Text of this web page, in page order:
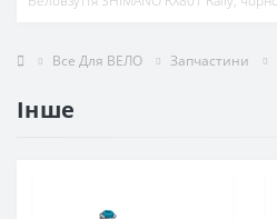
Все Для ВЕЛО Запчастини
Інше